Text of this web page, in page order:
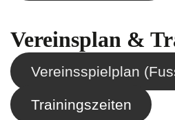
Vereinsplan &
Vereinsspielplan
Trainingszeiten